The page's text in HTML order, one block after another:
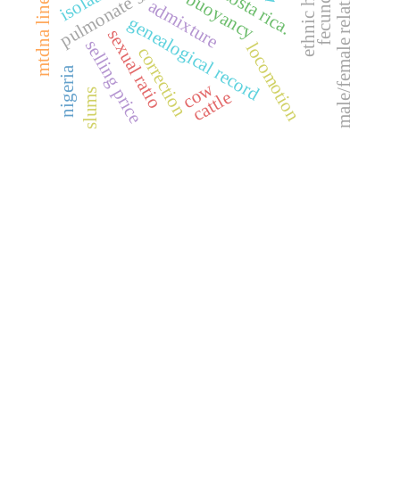
locomotion
buoyancy
correction
genealogical record
admixture
sexual ratio cow
selling price cattle
slums
nigeria